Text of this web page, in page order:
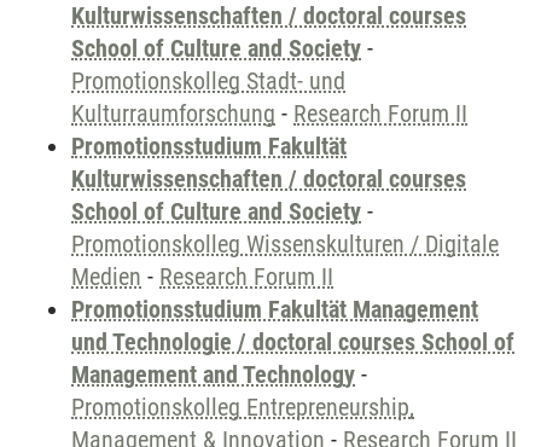
Kulturwissenschaften / doctoral courses
School of Culture and Society -
Promotionskolleg Stadt- und
Kulturraumforschung - Research Forum II
Promotionsstudium Fakultät
Kulturwissenschaften / doctoral courses
School of Culture and Society -
Promotionskolleg Wissenskulturen / Digitale
Medien - Research Forum II
Promotionsstudium Fakultät Management
und Technologie / doctoral courses School of
Management and Technology -
Promotionskolleg Entrepreneurship,
Management & Innovation - Research Forum II